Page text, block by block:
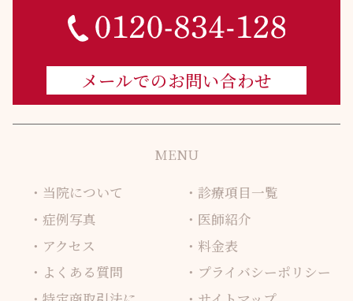
メールでのお問い合わせ
MENU
当院について
診療項目一覧
症例写真
医師紹介
アクセス
料金表
よくある質問
プライバシーポリシー